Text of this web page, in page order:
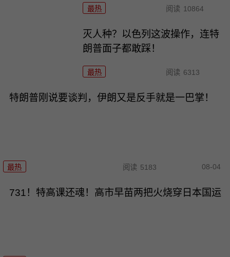
最热 阅读 10864
灭人种？以色列这波操作，连特
朗普面子都敢踩！
最热 阅读 6313
特朗普刚说要谈判，伊朗又是反手就是一巴掌！
最热 阅读 5183 08-04
731！特高课还魂！高市早苗两把火烧穿日本国运